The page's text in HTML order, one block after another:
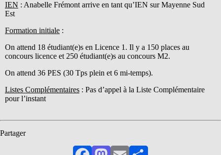
IEN : Anabelle Frémont arrive en tant qu’IEN sur Mayenne Sud
Est
Formation initiale :
On attend 18 étudiant(e)s en Licence 1. Il y a 150 places au
concours licence et 250 étudiant(e)s au concours M2.
On attend 36 PES (30 Tps plein et 6 mi-temps).
Listes Complémentaires : Pas d’appel à la Liste Complémentaire
pour l’instant
Partager